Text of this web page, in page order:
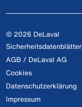
© 2026 DeLaval
Sicherheitsdatenblätter
AGB / DeLaval AG
Cookies
Datenschutzerklärung
Impressum